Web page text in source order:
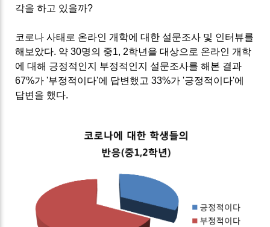
각을 하고 있을까?
코로나 사태로 온라인 개학에 대한 설문조사 및 인터뷰를
해보았다. 약 30명의 중1, 2학년을 대상으로 온라인 개학
에 대해 긍정적인지 부정적인지 설문조사를 해본 결과
67%가 '부정적이다'에 답변했고 33%가 '긍정적이다'에
답변을 했다.